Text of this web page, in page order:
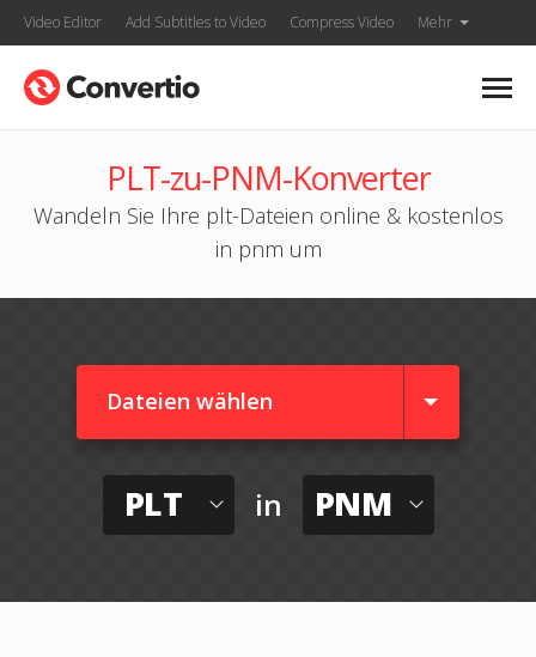
Video Editor Add Subtitles to Video Compress Video Mehr
PLT-zu-PNM-Konverter
Wandeln Sie Ihre plt-Dateien online & kostenlos
in pnm um
Dateien wählen
PLT in PNM